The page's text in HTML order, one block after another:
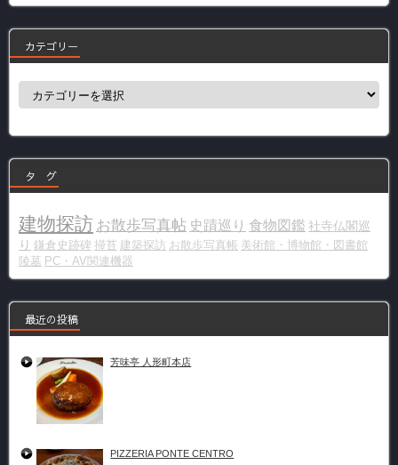
カテゴリー
ー
タ グ
建物探訪 お散歩写真帖 史蹟巡り 食物図鑑 社寺仏閣巡
り 鎌倉史跡碑 掃苔 建築探訪 お散歩写真帳 美術館・博物館・図書館
陵墓 PC・AV関連機器
最近の投稿
芳味亭 人形町本店
PIZZERIA PONTE CENTRO